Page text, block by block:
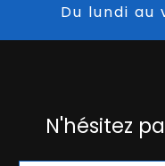
Du lundi
N'hésitez